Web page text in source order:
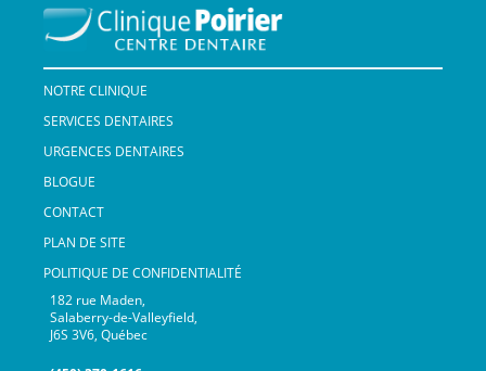
NOTRE CLINIQUE
SERVICES DENTAIRES
URGENCES DENTAIRES
BLOGUE
CONTACT
PLAN DE SITE
POLITIQUE DE CONFIDENTIALITÉ
182 rue Maden,
Salaberry-de-Valleyfield,
J6S 3V6, Québec